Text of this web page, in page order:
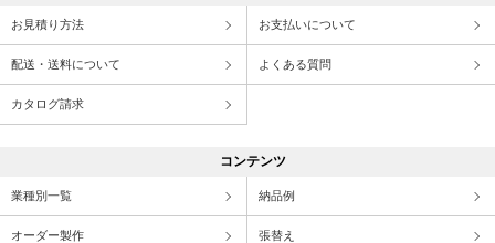
お見積り方法 お支払いについて
配送・送料について よくある質問
カタログ請求
コンテンツ
業種別一覧 納品例
オーダー製作 張替え